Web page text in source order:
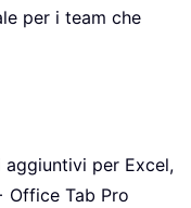
per i team che
per Excel,
Office Tab Pro